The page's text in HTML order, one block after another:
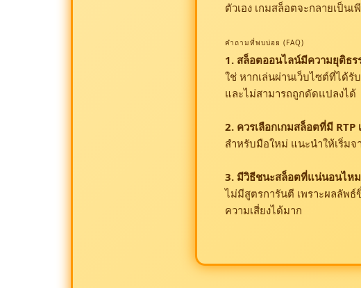
ตัวเอง เกมสล็อตจะกลายเป็น
คำถามที่พบบ่อย (FAQ)
1. สล็อตออนไลน์มีความยุติธร
ใช่ หากเล่นผ่านเว็บไซต์ที่ได้
และไม่สามารถถูกดัดแปลงได้
2. ควรเลือกเกมสล็อตที่มี RTP
สำหรับมือใหม่ แนะนำให้เริ่มจ
3. มีวิธีชนะสล็อตที่แน่นอนไห
ไม่มีสูตรการันตี เพราะผลลัพ
ความเสี่ยงได้มาก